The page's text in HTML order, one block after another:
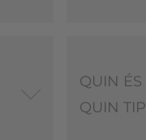
QUIN
QUIN